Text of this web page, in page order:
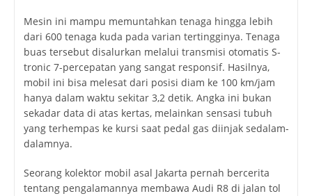
Mesin ini mampu memuntahkan tenaga hingga lebih
dari 600 tenaga kuda pada varian tertingginya. Tenaga
buas tersebut disalurkan melalui transmisi otomatis S-
tronic 7-percepatan yang sangat responsif. Hasilnya,
mobil ini bisa melesat dari posisi diam ke 100 km/jam
hanya dalam waktu sekitar 3,2 detik. Angka ini bukan
sekadar data di atas kertas, melainkan sensasi tubuh
yang terhempas ke kursi saat pedal gas diinjak sedalam-
dalamnya.
Seorang kolektor mobil asal Jakarta pernah bercerita
tentang pengalamannya membawa Audi R8 di jalan tol